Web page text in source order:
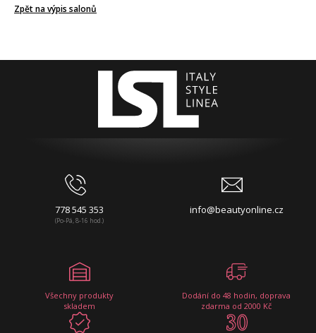
Zpět na výpis salonů
778 545 353
(Po-Pá, 8-16 hod.)
info@beautyonline.cz
Všechny produkty
skladem
Dodání do 48 hodin, doprava
zdarma od 2000 Kč